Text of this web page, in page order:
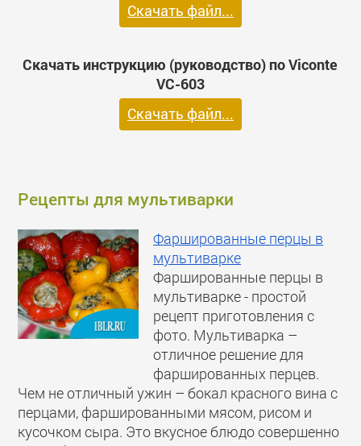
Скачать файл...
Скачать инструкцию (руководство) по Viconte
VC-603
Скачать файл...
Рецепты для мультиварки
Фаршированные перцы в
мультиварке
Фаршированные перцы в
мультиварке - простой
рецепт приготовления с
фото. Мультиварка –
отличное решение для
фаршированных перцев.
Чем не отличный ужин – бокал красного вина с
перцами, фаршированными мясом, рисом и
кусочком сыра. Это вкусное блюдо совершенно